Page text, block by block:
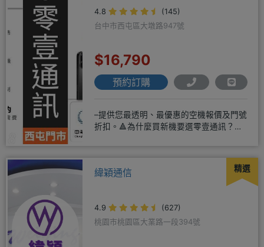
4.8
(145)
台中市西屯區大墩路947號
$16,790
預約訂購
–提供您最透明、最優惠的空機報價及門號
折扣。🔺為什麼買新機要選零壹通訊？
精選
緯穎通信
4.9
(627)
桃園市桃園區大業路一段394號